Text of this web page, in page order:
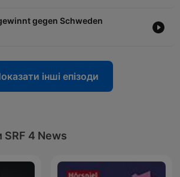
gegen Schweden
інші епізоди
SRF 4 News